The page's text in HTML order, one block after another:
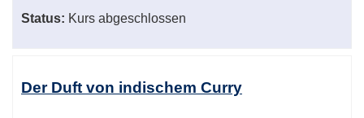
Status: Kurs abgeschlossen
Der Duft von indischem Curry